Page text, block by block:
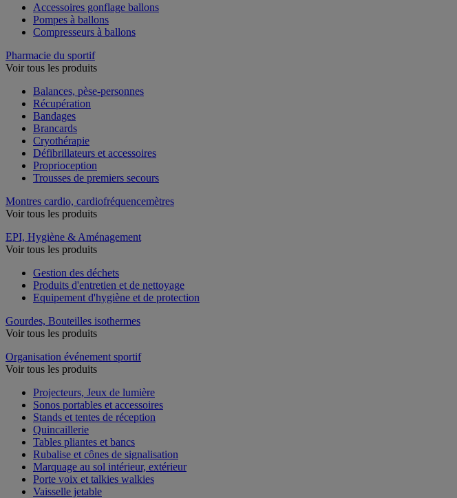
Accessoires gonflage ballons
Pompes à ballons
Compresseurs à ballons
Pharmacie du sportif
Voir tous les produits
Balances, pèse-personnes
Récupération
Bandages
Brancards
Cryothérapie
Défibrillateurs et accessoires
Proprioception
Trousses de premiers secours
Montres cardio, cardiofréquencemètres
Voir tous les produits
EPI, Hygiène & Aménagement
Voir tous les produits
Gestion des déchets
Produits d'entretien et de nettoyage
Equipement d'hygiène et de protection
Gourdes, Bouteilles isothermes
Voir tous les produits
Organisation événement sportif
Voir tous les produits
Projecteurs, Jeux de lumière
Sonos portables et accessoires
Stands et tentes de réception
Quincaillerie
Tables pliantes et bancs
Rubalise et cônes de signalisation
Marquage au sol intérieur, extérieur
Porte voix et talkies walkies
Vaisselle jetable